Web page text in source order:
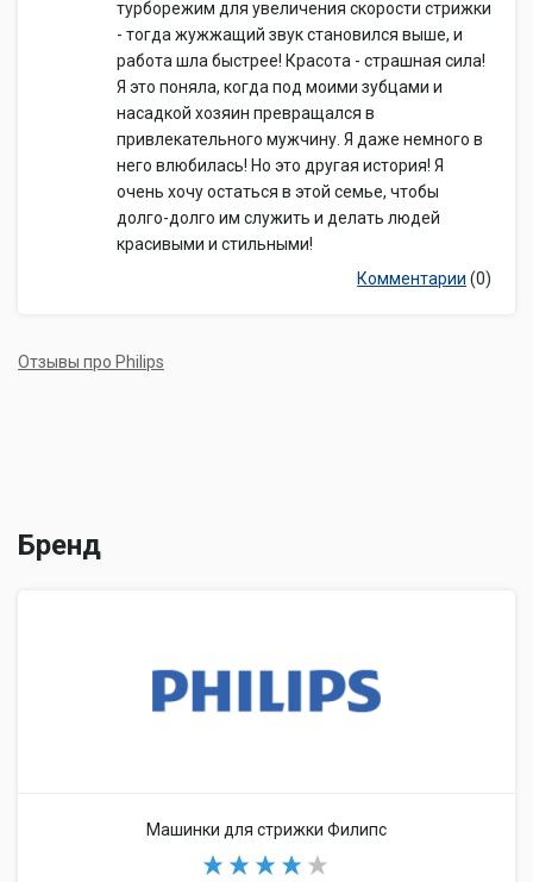
турборежим для увеличения скорости стрижки
- тогда жужжащий звук становился выше, и
работа шла быстрее! Красота - страшная сила!
Я это поняла, когда под моими зубцами и
насадкой хозяин превращался в
привлекательного мужчину. Я даже немного в
него влюбилась! Но это другая история! Я
очень хочу остаться в этой семье, чтобы
долго-долго им служить и делать людей
красивыми и стильными!
Комментарии (0)
Отзывы про Philips
Бренд
Машинки для стрижки Филипс